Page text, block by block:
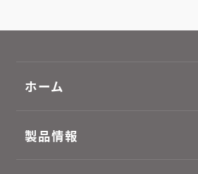
ホーム
製品情報